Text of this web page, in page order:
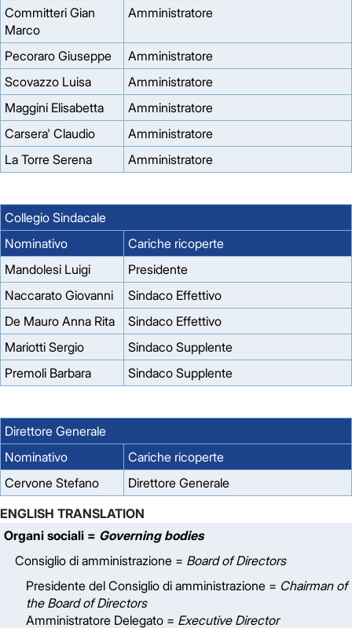
Committeri Gian
Marco
Amministratore
Pecoraro Giuseppe
Amministratore
Scovazzo Luisa
Amministratore
Maggini Elisabetta
Amministratore
Carsera' Claudio
Amministratore
La Torre Serena
Amministratore
Collegio Sindacale
Nominativo
Cariche ricoperte
Mandolesi Luigi
Presidente
Naccarato Giovanni
Sindaco Effettivo
De Mauro Anna Rita
Sindaco Effettivo
Mariotti Sergio
Sindaco Supplente
Premoli Barbara
Sindaco Supplente
Direttore Generale
Nominativo
Cariche ricoperte
Cervone Stefano
Direttore Generale
ENGLISH TRANSLATION
Organi sociali = Governing bodies
Consiglio di amministrazione = Board of Directors
Presidente del Consiglio di amministrazione = Chairman of
the Board of Directors
Amministratore Delegato = Executive Director